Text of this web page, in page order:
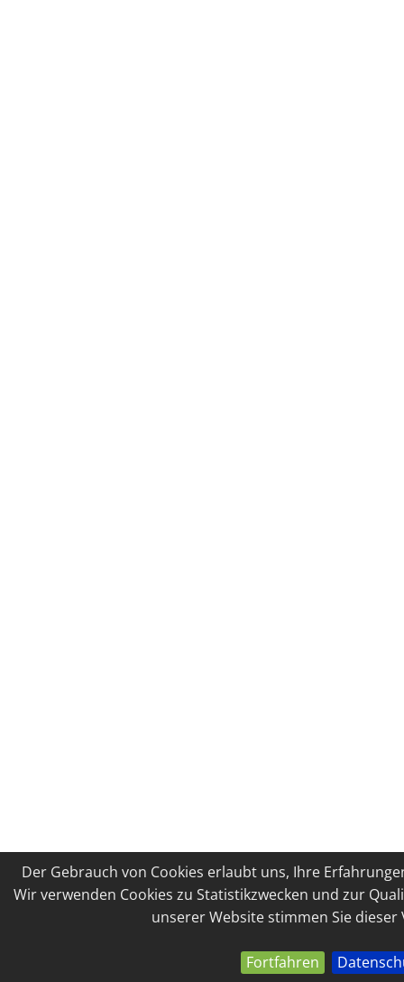
Der Gebrauch von Cookies erlaubt uns, Ihre
Wir verwenden Cookies zu Statistikzwecken und zur
unserer Website stimmen Sie dieser
Fortfahren